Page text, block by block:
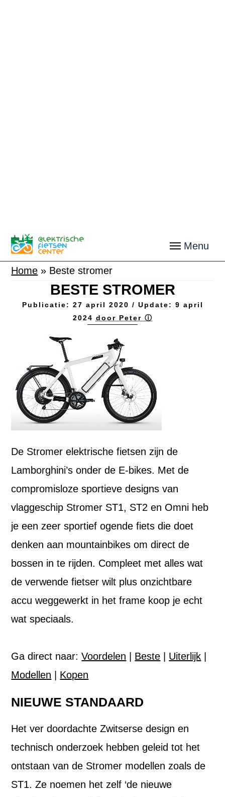
Home » Beste stromer
BESTE STROMER
Publicatie: 27 april 2020 / Update: 9 april
2024 door Peter ⓘ
De Stromer elektrische fietsen zijn de
Lamborghini’s onder de E-bikes. Met de
compromisloze sportieve designs van
vlaggeschip Stromer ST1, ST2 en Omni heb
je een zeer sportief ogende fiets die doet
denken aan mountainbikes om direct de
bossen in te rijden. Compleet met alles wat
de verwende fietser wilt plus onzichtbare
accu weggewerkt in het frame koop je echt
wat speciaals.
Ga direct naar:Voordelen Beste Uiterlijk
Modellen
Kopen
NIEUWE STANDAARD
Het ver doordachte Zwitserse design en
technisch onderzoek hebben geleid tot het
ontstaan van de Stromer modellen zoals de
ST1. Ze noemen het zelf ‘de nieuwe